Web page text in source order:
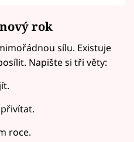
rok
sílu. Existuje
Napište si tři věty:
roce.